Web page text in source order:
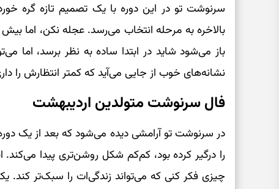
سرنوشت تو در این دوره با یک تصمیم تازه گره
بالاخره به مرحله انتخاب می‌رسد. عجله نکن، اما
باز می‌شود شاید در ابتدا ساده به نظر برسد، اما
نشانه‌های خوب از جایی می‌آید که کمتر انتظارش را
فال سرنوشت متولدین اردیبهشت
در سرنوشت تو آرامشی دیده می‌شود که بعد از یک
را درگیر کرده بود، کم‌کم شکل روشن‌تری پیدا می‌کند.
چیزی فکر کنی که می‌تواند زندگی‌ات را سبک‌تر